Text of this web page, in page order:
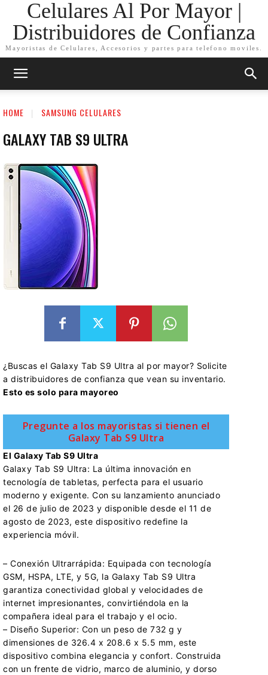
Celulares Al Por Mayor |
Distribuidores de Confianza
Mayoristas de Celulares, Accesorios y partes para telefono moviles.
HOME SAMSUNG CELULARES
GALAXY TAB S9 ULTRA
¿Buscas el Galaxy Tab S9 Ultra al por mayor? Solicite
a distribuidores de confianza que vean su inventario.
Esto es solo para mayoreo
Pregunte a los mayoristas si tienen el
Galaxy Tab S9 Ultra
El Galaxy Tab S9 Ultra
Galaxy Tab S9 Ultra: La última innovación en
tecnología de tabletas, perfecta para el usuario
moderno y exigente. Con su lanzamiento anunciado
el 26 de julio de 2023 y disponible desde el 11 de
agosto de 2023, este dispositivo redefine la
experiencia móvil.
– Conexión Ultrarrápida: Equipada con tecnología
GSM, HSPA, LTE, y 5G, la Galaxy Tab S9 Ultra
garantiza conectividad global y velocidades de
internet impresionantes, convirtiéndola en la
compañera ideal para el trabajo y el ocio.
– Diseño Superior: Con un peso de 732 g y
dimensiones de 326.4 x 208.6 x 5.5 mm, este
dispositivo combina elegancia y confort. Construida
con un frente de vidrio, marco de aluminio, y dorso